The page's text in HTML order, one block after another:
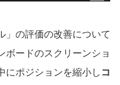
」の評価の改善について
ボードのスクリーンショ
にポジションを縮小し コ